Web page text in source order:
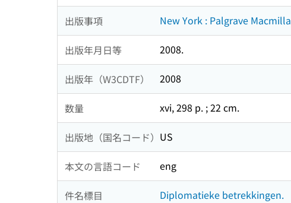
出版事項 New York : Palgrave
出版年月日等 2008.
出版年（W3CDTF） 2008
数量 xvi, 298 p. ; 22 cm.
出版地（国名コード） US
本文の言語コード eng
件名標目
Diplomatieke betrekkingen.